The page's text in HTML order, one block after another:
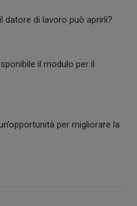
datore di lavoro può aprirli?
il modulo per il
per migliorare la